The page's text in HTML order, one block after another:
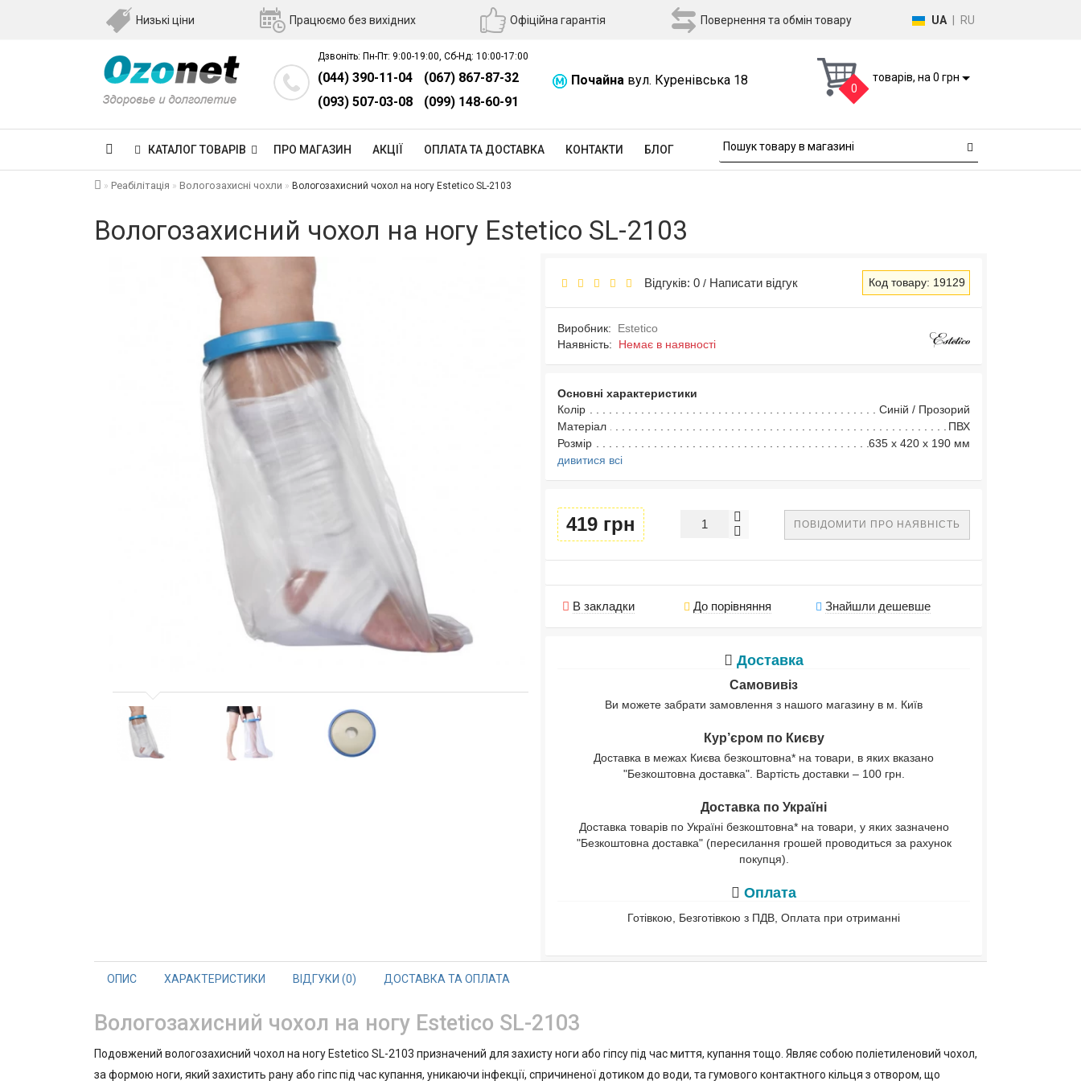
Низькі ціни Працюємо без вихідних Офіційна гарантія Повернення та обмін товару UA RU
Дзвоніть: Пн-Пт: 9:00-19:00, Сб-Нд: 10:00-17:00
(044) 390-11-04
(067) 867-87-32
(093) 507-03-08
(099) 148-60-91
Почайна вул. Куренівська 18
0
товарів, на 0 грн
КАТАЛОГ ТОВАРІВ ПРО МАГАЗИН АКЦІЇ ОПЛАТА ТА ДОСТАВКА КОНТАКТИ БЛОГ
Реабілітація Вологозахисні чохли Вологозахисний чохол на ногу Estetico SL-2103
Вологозахисний чохол на ногу Estetico SL-2103
Відгуків: 0 / Написати відгук Код товару: 19129
Виробник:
Estetico
Наявність: Немає в наявності
Основні характеристики
Колір
Синій / Прозорий
Матеріал
ПВХ
Розмір
635 x 420 x 190 мм
дивитися всі
419 грн ПОВІДОМИТИ ПРО НАЯВНІСТЬ
В закладки До порівняння Знайшли дешевше
Доставка
Самовивіз
Ви можете забрати замовлення з нашого магазину в м. Київ
Кур’єром по Києву
Доставка в межах Києва безкоштовна* на товари, в яких вказано
"Безкоштовна доставка". Вартість доставки – 100 грн.
Доставка по Україні
Доставка товарів по Україні безкоштовна* на товари, у яких зазначено
"Безкоштовна доставка" (пересилання грошей проводиться за рахунок
покупця).
Оплата
Готівкою, Безготівкою з ПДВ, Оплата при отриманні
ОПИС ХАРАКТЕРИСТИКИ ВІДГУКИ (0) ДОСТАВКА ТА ОПЛАТА
Вологозахисний чохол на ногу Estetico SL-2103
Подовжений вологозахисний чохол на ногу Estetico SL-2103 призначений для захисту ноги або гіпсу під час миття, купання тощо. Являє собою поліетиленовий чохол,
за формою ноги, який захистить рану або гіпс під час купання, уникаючи інфекції, спричиненої дотиком до води, та гумового контактного кільця з отвором, що